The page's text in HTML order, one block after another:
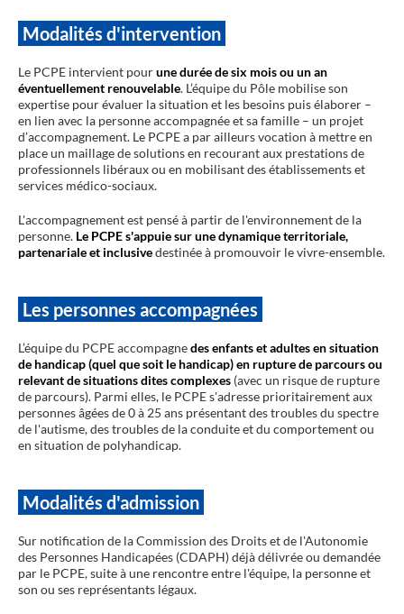
Modalités d'intervention
Le PCPE intervient pourune durée de six mois ou un an
éventuellement renouvelable. L’équipe du Pôle mobilise son
expertise pour évaluer la situation et les besoins puis élaborer –
en lien avec la personne accompagnée et sa famille – un projet
d’accompagnement. Le PCPE a par ailleurs vocation à mettre en
place un maillage de solutions en recourant aux prestations de
professionnels libéraux ou en mobilisant des établissements et
services médico-sociaux.
L'accompagnement est pensé à partir de l'environnement de la
personne. Le PCPE s'appuie sur une dynamique territoriale,
partenariale et inclusivedestinée à promouvoir le vivre-ensemble.
Les personnes accompagnées
L’équipe du PCPE accompagnedes enfants et adultes en situation
de handicap (quel que soit le handicap)en rupture de parcours ou
relevant de situations dites complexes (avec un risque de rupture
de parcours). Parmi elles, le PCPE s'adresse prioritairement aux
personnes âgées de 0 à 25 ans présentant des troubles du spectre
de l'autisme, des troubles de la conduite et du comportement ou
en situation de polyhandicap.
Modalités d'admission
Sur notification de la Commission des Droits et de l'Autonomie
des Personnes Handicapées (CDAPH) déjà délivrée ou demandée
par le PCPE, suite à une rencontre entre l'équipe, la personne et
son ou ses représentants légaux.